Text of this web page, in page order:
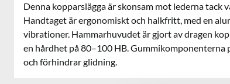
Denna kopparslägga är skonsam mot lederna tack
Handtaget är ergonomiskt och halkfritt, med en
vibrationer. Hammarhuvudet är gjort av dragen
en hårdhet på 80–100 HB. Gummikomponenterna
och förhindrar glidning.